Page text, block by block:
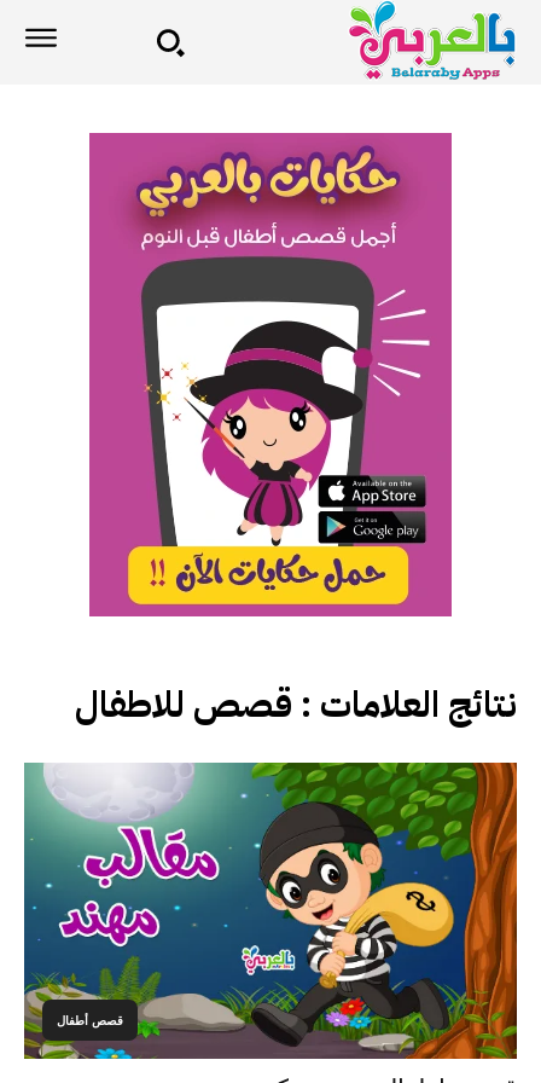
نتائج العلامات : قصص للاطفال
قصص أطفال